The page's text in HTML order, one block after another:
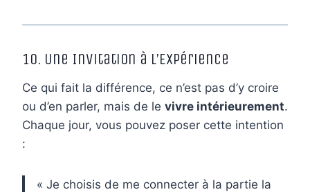
10. Une Invitation à l’Expérience
Ce qui fait la différence, ce n’est pas d’y croire
ou d’en parler, mais de le vivre intérieurement.
Chaque jour, vous pouvez poser cette intention
:
« Je choisis de me connecter à la partie la